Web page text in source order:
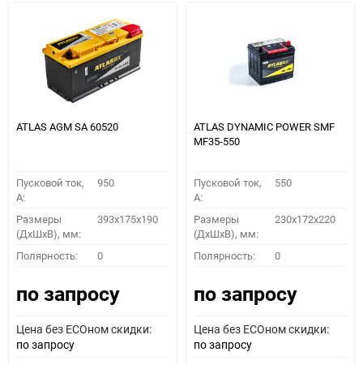
ПОДОБРАТЬ
Как определить полярность?
0 - обратная 1 - прямая 3 - обратная 4 - прямая
ATLAS AGM SA 60520
Пусковой ток,
A:
950
Размеры
(ДхШхВ), мм:
393x175x190
Полярность: 0
по запросу
Цена без ECOном скидки:
по запросу
ATLAS DYNAMIC POWER SMF
MF35-550
Пусковой ток,
A:
550
Размеры
(ДхШхВ), мм:
230x172x220
Полярность: 0
по запросу
Цена без ECOном скидки:
по запросу